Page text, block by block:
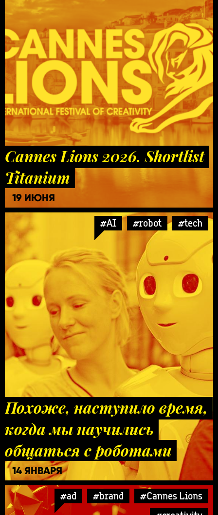
Cannes Lions 2026. Shortlist
Titanium
19 ИЮНЯ
#AI #robot #tech
Похоже, наступило время,
когда мы научились
общаться с роботами
14 ЯНВАРЯ
#ad #brand
#Cannes Lions